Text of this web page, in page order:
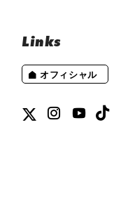
Links
オフィシャル